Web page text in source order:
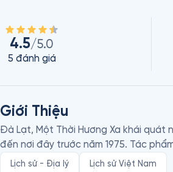
4.5/5.0
5 đánh giá
Giới Thiệu
Đà Lạt, Một Thời Hương Xa khái quát
Lịch sử - Địa lý Lịch sử Việt Nam